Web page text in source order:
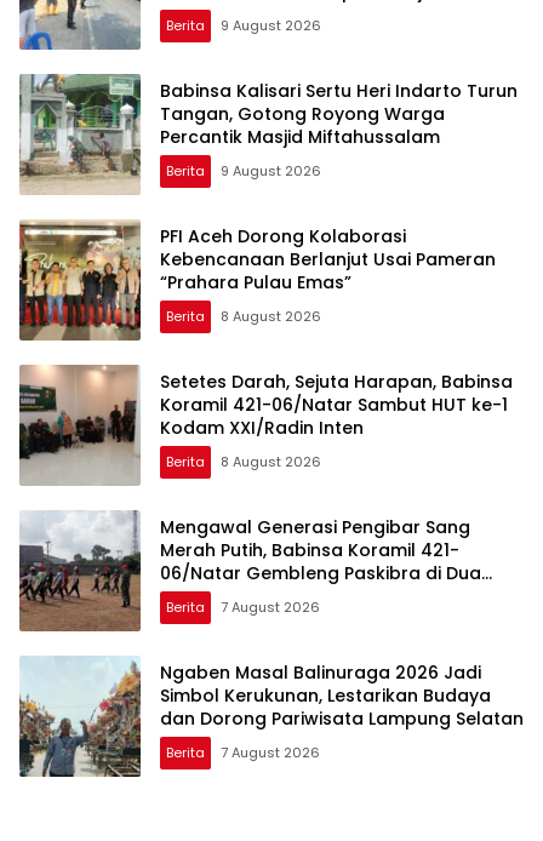
Baiturrohim
Berita 9 August 2026
Babinsa Kalisari Sertu Heri Indarto Turun
Tangan, Gotong Royong Warga
Percantik Masjid Miftahussalam
Berita 9 August 2026
PFI Aceh Dorong Kolaborasi
Kebencanaan Berlanjut Usai Pameran
“Prahara Pulau Emas”
Berita 8 August 2026
Setetes Darah, Sejuta Harapan, Babinsa
Koramil 421-06/Natar Sambut HUT ke-1
Kodam XXI/Radin Inten
Berita 8 August 2026
Mengawal Generasi Pengibar Sang
Merah Putih, Babinsa Koramil 421-
06/Natar Gembleng Paskibra di Dua
Kecamatan Jelang HUT RI ke-81
Berita 7 August 2026
Ngaben Masal Balinuraga 2026 Jadi
Simbol Kerukunan, Lestarikan Budaya
dan Dorong Pariwisata Lampung Selatan
Berita 7 August 2026